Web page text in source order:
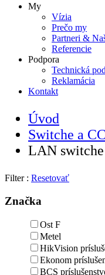
My
Vízia
Prečo my
Partneri &
Referencie
Podpora
Technická
Reklamácia
Kontakt
Úvod
Switche a
LAN switche
Filter : Resetovať
Značka
Ost F
Metel
HikVision
Ekonom
BCS